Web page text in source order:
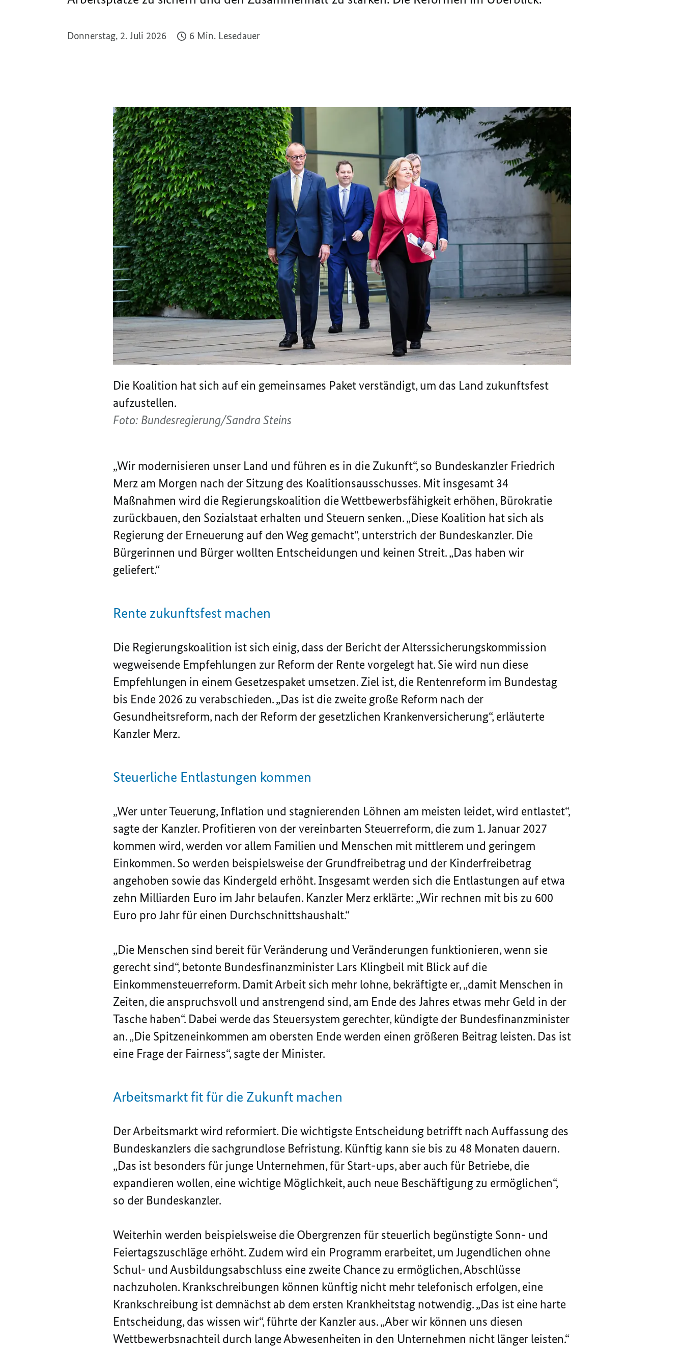
Donnerstag, 2. Juli 2026 6 Min. Lesedauer
Die Koalition hat sich auf ein gemeinsames Paket verständigt, um das Land zukunftsfest
aufzustellen.
Foto: Bundesregierung/Sandra Steins
„Wir modernisieren unser Land und führen es in die Zukunft“, so Bundeskanzler Friedrich
Merz am Morgen nach der Sitzung des Koalitionsausschusses. Mit insgesamt 34
Maßnahmen wird die Regierungskoalition die Wettbewerbsfähigkeit erhöhen, Bürokratie
zurückbauen, den Sozialstaat erhalten und Steuern senken. „Diese Koalition hat sich als
Regierung der Erneuerung auf den Weg gemacht“, unterstrich der Bundeskanzler. Die
Bürgerinnen und Bürger wollten Entscheidungen und keinen Streit. „Das haben wir
geliefert.“
Rente zukunftsfest machen
Die Regierungskoalition ist sich einig, dass der Bericht der Alterssicherungskommission
wegweisende Empfehlungen zur Reform der Rente vorgelegt hat. Sie wird nun diese
Empfehlungen in einem Gesetzespaket umsetzen. Ziel ist, die Rentenreform im Bundestag
bis Ende 2026 zu verabschieden. „Das ist die zweite große Reform nach der
Gesundheitsreform, nach der Reform der gesetzlichen Krankenversicherung“, erläuterte
Kanzler Merz.
Steuerliche Entlastungen kommen
„Wer unter Teuerung, Inflation und stagnierenden Löhnen am meisten leidet, wird entlastet“,
sagte der Kanzler. Profitieren von der vereinbarten Steuerreform, die zum 1. Januar 2027
kommen wird, werden vor allem Familien und Menschen mit mittlerem und geringem
Einkommen. So werden beispielsweise der Grundfreibetrag und der Kinderfreibetrag
angehoben sowie das Kindergeld erhöht. Insgesamt werden sich die Entlastungen auf etwa
zehn Milliarden Euro im Jahr belaufen. Kanzler Merz erklärte: „Wir rechnen mit bis zu 600
Euro pro Jahr für einen Durchschnittshaushalt.“
„Die Menschen sind bereit für Veränderung und Veränderungen funktionieren, wenn sie
gerecht sind“, betonte Bundesfinanzminister Lars Klingbeil mit Blick auf die
Einkommensteuerreform. Damit Arbeit sich mehr lohne, bekräftigte er, „damit Menschen in
Zeiten, die anspruchsvoll und anstrengend sind, am Ende des Jahres etwas mehr Geld in der
Tasche haben“. Dabei werde das Steuersystem gerechter, kündigte der Bundesfinanzminister
an. „Die Spitzeneinkommen am obersten Ende werden einen größeren Beitrag leisten. Das ist
eine Frage der Fairness“, sagte der Minister.
Arbeitsmarkt fit für die Zukunft machen
Der Arbeitsmarkt wird reformiert. Die wichtigste Entscheidung betrifft nach Auffassung des
Bundeskanzlers die sachgrundlose Befristung. Künftig kann sie bis zu 48 Monaten dauern.
„Das ist besonders für junge Unternehmen, für Start-ups, aber auch für Betriebe, die
expandieren wollen, eine wichtige Möglichkeit, auch neue Beschäftigung zu ermöglichen“,
so der Bundeskanzler.
Weiterhin werden beispielsweise die Obergrenzen für steuerlich begünstigte Sonn- und
Feiertagszuschläge erhöht. Zudem wird ein Programm erarbeitet, um Jugendlichen ohne
Schul- und Ausbildungsabschluss eine zweite Chance zu ermöglichen, Abschlüsse
nachzuholen. Krankschreibungen können künftig nicht mehr telefonisch erfolgen, eine
Krankschreibung ist demnächst ab dem ersten Krankheitstag notwendig. „Das ist eine harte
Entscheidung, das wissen wir“, führte der Kanzler aus. „Aber wir können uns diesen
Wettbewerbsnachteil durch lange Abwesenheiten in den Unternehmen nicht länger leisten.“